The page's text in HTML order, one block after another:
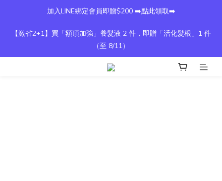
加入LINE綁定會員即贈$200 ➡️點此領取➡️
【激省2+1】買「額頂加強」養髮液 2 件，即贈「活化髮根」1 件
（至 8/11）